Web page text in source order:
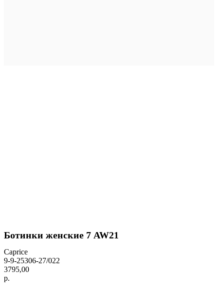
Ботинки женские 7 AW21
Caprice
9-9-25306-27/022
3795,00
р.